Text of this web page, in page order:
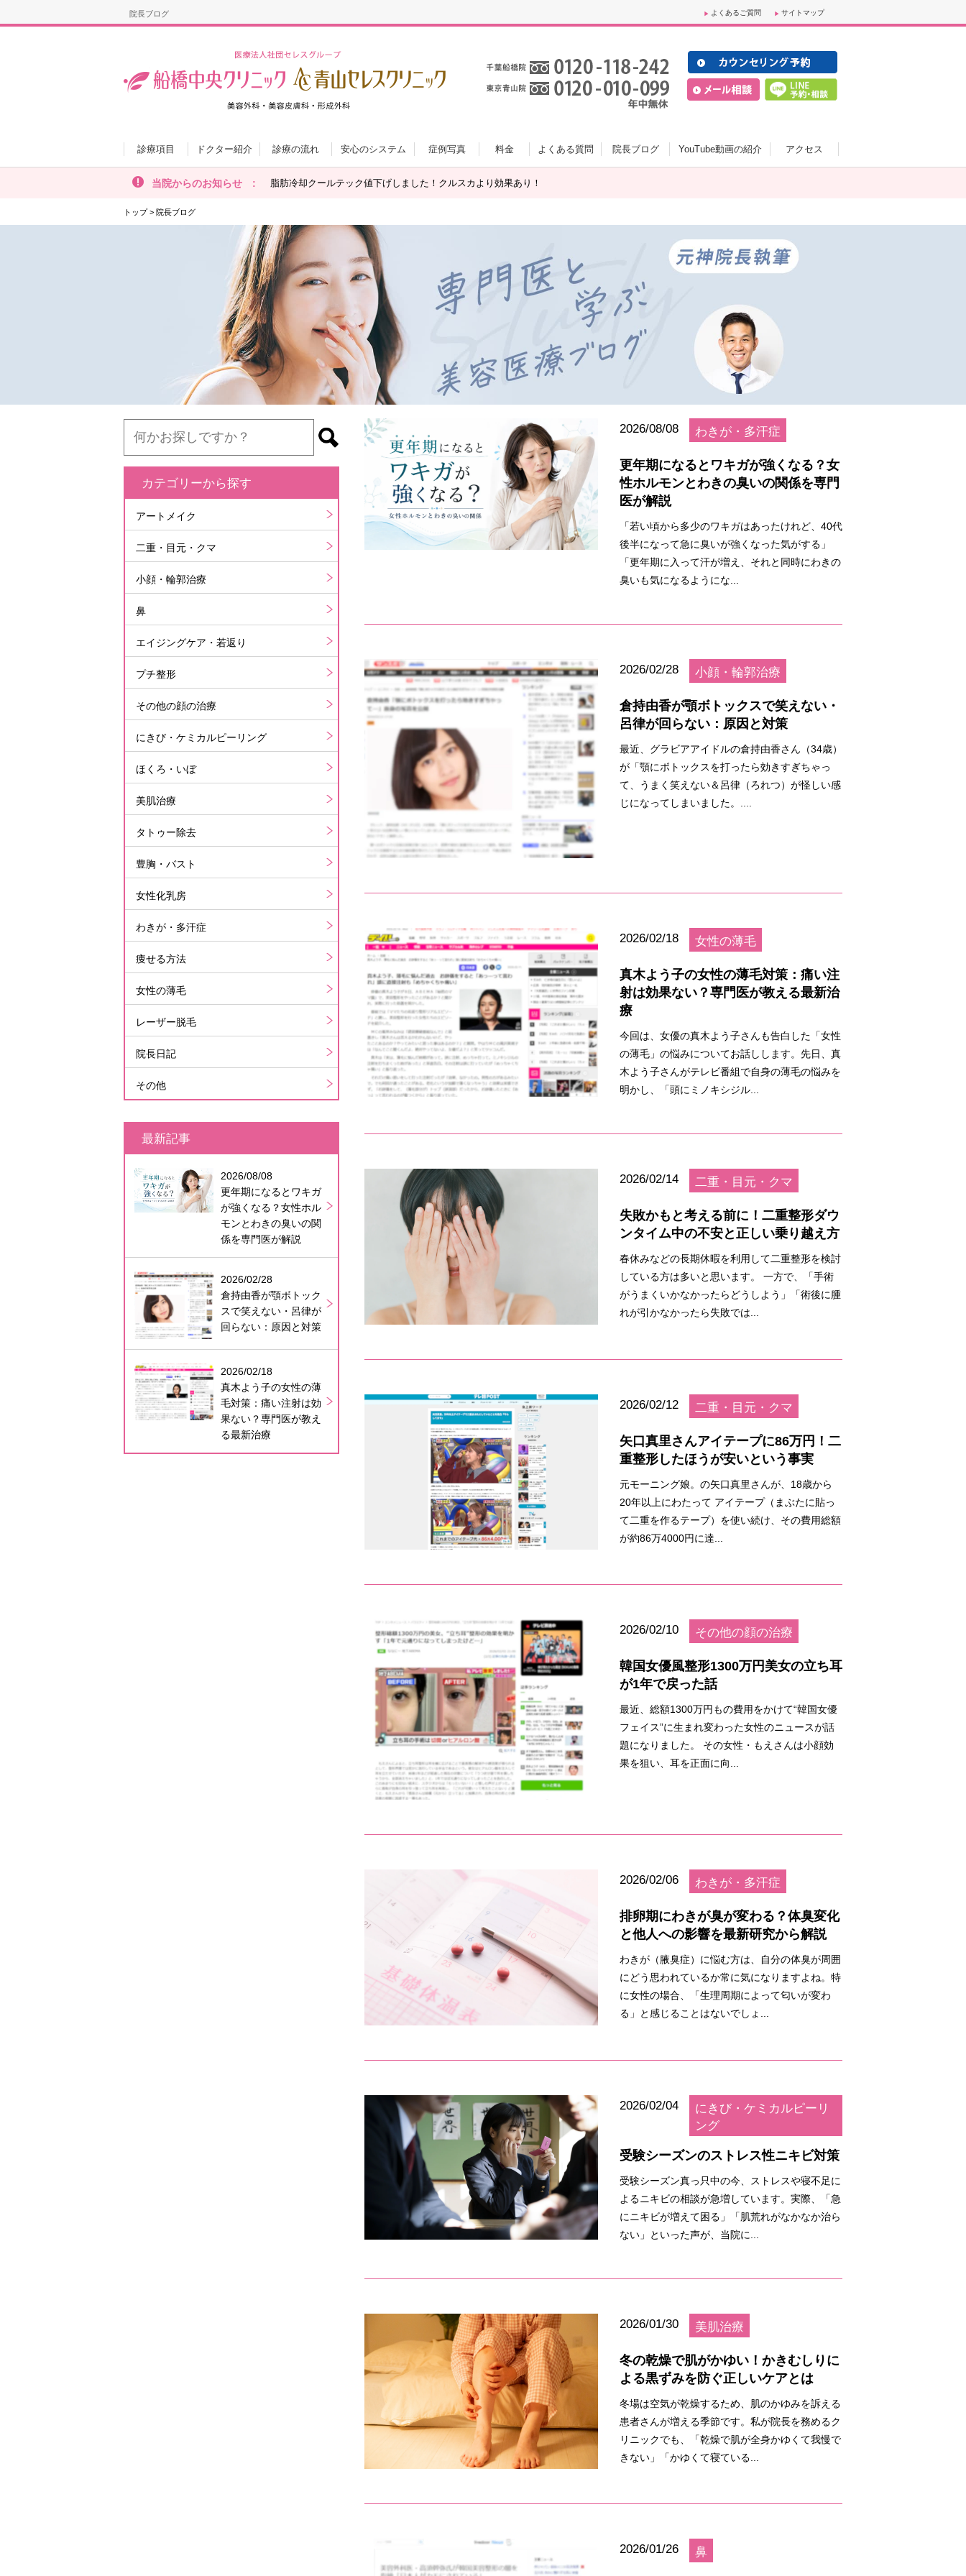
院長ブログ よくあるご質問 サイトマップ
診療項目 ドクター紹介 診療の流れ 安心のシステム 症例写真 料金 よくある質問 院長ブログ YouTube動画の紹介 アクセス
当院からのお知らせ : 脂肪冷却クールテック値下げしました！クルスカより効果あり！
トップ > 院長ブログ
2026/08/08 わきが・多汗症
更年期になるとワキガが強くなる？女
性ホルモンとわきの臭いの関係を専門
医が解説
「若い頃から多少のワキガはあったけれど、40代
後半になって急に臭いが強くなった気がする」
「更年期に入って汗が増え、それと同時にわきの
臭いも気になるようにな...
2026/02/28 小顔・輪郭治療
倉持由香が顎ボトックスで笑えない・
呂律が回らない：原因と対策
最近、グラビアアイドルの倉持由香さん（34歳）
が「顎にボトックスを打ったら効きすぎちゃっ
て、うまく笑えない＆呂律（ろれつ）が怪しい感
じになってしまいました。....
2026/02/18 女性の薄毛
真木よう子の女性の薄毛対策：痛い注
射は効果ない？専門医が教える最新治
療
今回は、女優の真木よう子さんも告白した「女性
の薄毛」の悩みについてお話しします。先日、真
木よう子さんがテレビ番組で自身の薄毛の悩みを
明かし、「頭にミノキシジル...
2026/02/14 二重・目元・クマ
失敗かもと考える前に！二重整形ダウ
ンタイム中の不安と正しい乗り越え方
春休みなどの長期休暇を利用して二重整形を検討
している方は多いと思います。 一方で、「手術
がうまくいかなかったらどうしよう」「術後に腫
れが引かなかったら失敗では...
2026/02/12 二重・目元・クマ
矢口真里さんアイテープに86万円！二
重整形したほうが安いという事実
元モーニング娘。の矢口真里さんが、18歳から
20年以上にわたって アイテープ（まぶたに貼っ
て二重を作るテープ）を使い続け、その費用総額
が約86万4000円に達...
2026/02/10 その他の顔の治療
韓国女優風整形1300万円美女の立ち耳
が1年で戻った話
最近、総額1300万円もの費用をかけて“韓国女優
フェイス”に生まれ変わった女性のニュースが話
題になりました。 その女性・もえさんは小顔効
果を狙い、耳を正面に向...
2026/02/06 わきが・多汗症
排卵期にわきが臭が変わる？体臭変化
と他人への影響を最新研究から解説
わきが（腋臭症）に悩む方は、自分の体臭が周囲
にどう思われているか常に気になりますよね。特
に女性の場合、「生理周期によって匂いが変わ
る」と感じることはないでしょ...
2026/02/04
にきび・ケミカルピーリ
ング
受験シーズンのストレス性ニキビ対策
受験シーズン真っ只中の今、ストレスや寝不足に
よるニキビの相談が急増しています。実際、「急
にニキビが増えて困る」「肌荒れがなかなか治ら
ない」といった声が、当院に...
2026/01/30 美肌治療
冬の乾燥で肌がかゆい！かきむしりに
よる黒ずみを防ぐ正しいケアとは
冬場は空気が乾燥するため、肌のかゆみを訴える
患者さんが増える季節です。私が院長を務めるク
リニックでも、「乾燥で肌が全身かゆくて我慢で
きない」「かゆくて寝ている...
2026/01/26 鼻
カテゴリーから探す
アートメイク
二重・目元・クマ
小顔・輪郭治療
鼻
エイジングケア・若返り
プチ整形
その他の顔の治療
にきび・ケミカルピーリング
ほくろ・いぼ
美肌治療
タトゥー除去
豊胸・バスト
女性化乳房
わきが・多汗症
痩せる方法
女性の薄毛
レーザー脱毛
院長日記
その他
最新記事
2026/08/08
更年期になるとワキガ
が強くなる？女性ホル
モンとわきの臭いの関
係を専門医が解説
2026/02/28
倉持由香が顎ボトック
スで笑えない・呂律が
回らない：原因と対策
2026/02/18
真木よう子の女性の薄
毛対策：痛い注射は効
果ない？専門医が教え
る最新治療